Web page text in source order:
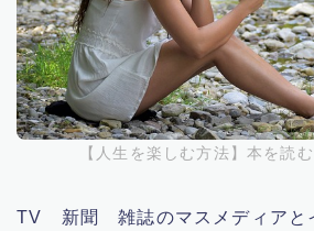
【人生を楽しむ方法】本を読
TV 新聞 雑誌のマスメディアと